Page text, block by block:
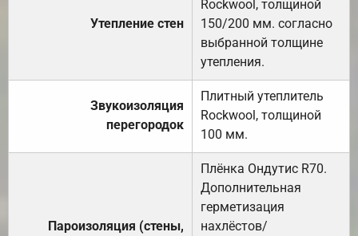
Утепление стен
Rockwool, толщиной
150/200 мм. согласно
выбранной толщине
утепления.
Звукоизоляция
перегородок
Плитный утеплитель
Rockwool, толщиной
100 мм.
Пароизоляция (стены,
Плёнка Ондутис R70.
Дополнительная
герметизация
нахлёстов/